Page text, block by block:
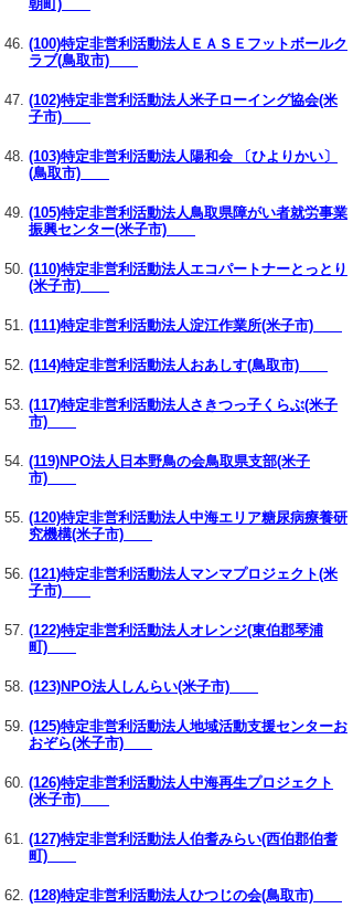
朝町)
(100)特定非営利活動法人ＥＡＳＥフットボールク
ラブ(鳥取市)
(102)特定非営利活動法人米子ローイング協会(米
子市)
(103)特定非営利活動法人陽和会 〔ひよりかい〕
(鳥取市)
(105)特定非営利活動法人鳥取県障がい者就労事業
振興センター(米子市)
(110)特定非営利活動法人エコパートナーとっとり
(米子市)
(111)特定非営利活動法人淀江作業所(米子市)
(114)特定非営利活動法人おあしす(鳥取市)
(117)特定非営利活動法人さきつっ子くらぶ(米子
市)
(119)NPO法人日本野鳥の会鳥取県支部(米子
市)
(120)特定非営利活動法人中海エリア糖尿病療養研
究機構(米子市)
(121)特定非営利活動法人マンマプロジェクト(米
子市)
(122)特定非営利活動法人オレンジ(東伯郡琴浦
町)
(123)NPO法人しんらい(米子市)
(125)特定非営利活動法人地域活動支援センターお
おぞら(米子市)
(126)特定非営利活動法人中海再生プロジェクト
(米子市)
(127)特定非営利活動法人伯耆みらい(西伯郡伯耆
町)
(128)特定非営利活動法人ひつじの会(鳥取市)